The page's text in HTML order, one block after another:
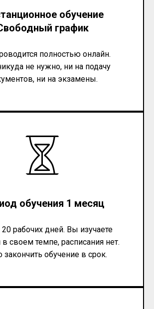
обучение
график
полностью онлайн.
не нужно, ни на подачу
ни на экзамены.
обучения 1 месяц
20 рабочих дней. Вы изучаете
в своем темпе, расписания нет.
закончить обучение в срок.